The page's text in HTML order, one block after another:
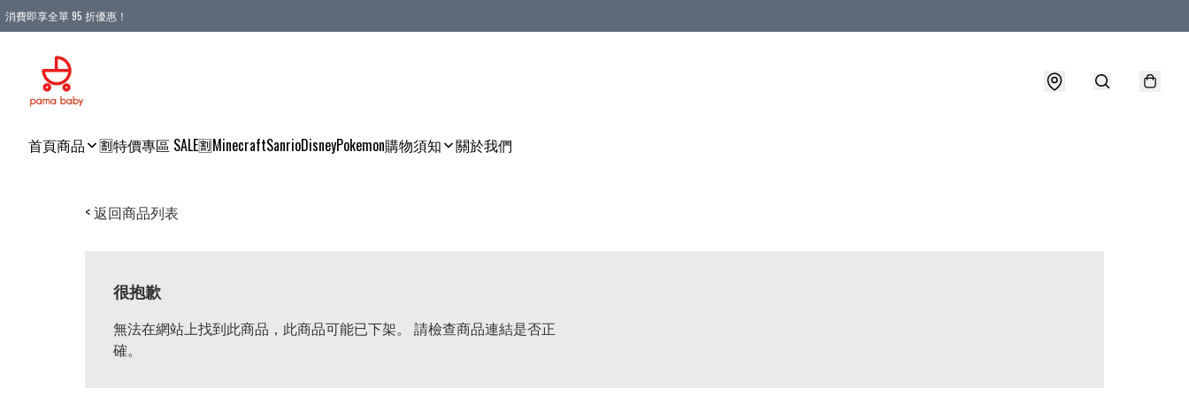
消費即享全單 95 折優惠！
首頁商品 🈹特價專區 SALE🈹MinecraftSanrioDisneyPokemon購物須知 關於我們
< 返回商品列表
很抱歉
無法在網站上找到此商品，此商品可能已下架。 請檢查商品連結是否正
確。